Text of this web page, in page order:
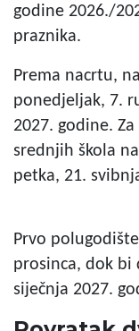
godine 2026./
praznika.
Prema nacrtu,
ponedjeljak, 7.
2027. godine.
srednjih škola
petka, 21.
Prvo
prosinca, dok bi
siječnja 2027.